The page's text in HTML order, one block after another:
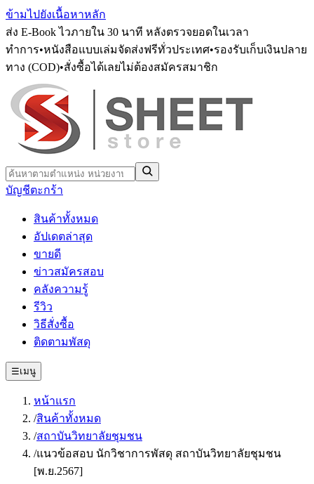
ข้ามไปยังเนื้อหาหลัก
ส่ง E-Book ไวภายใน 30 นาที หลังตรวจยอดในเวลา
ทำการ•หนังสือแบบเล่มจัดส่งฟรีทั่วประเทศ•รองรับเก็บเงินปลาย
ทาง (COD)•สั่งซื้อได้เลยไม่ต้องสมัครสมาชิก
บัญชีตะกร้า
สินค้าทั้งหมด
อัปเดตล่าสุด
ขายดี
ข่าวสมัครสอบ
คลังความรู้
รีวิว
วิธีสั่งซื้อ
ติดตามพัสดุ
☰เมนู
หน้าแรก
/สินค้าทั้งหมด
/สถาบันวิทยาลัยชุมชน
/แนวข้อสอบ นักวิชาการพัสดุ สถาบันวิทยาลัยชุมชน
[พ.ย.2567]